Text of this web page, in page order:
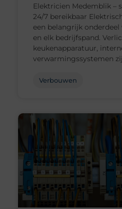
Elektricien Medemblik –
24/7 bereikbaar
een belangrijk
en elk bedrijfspand.
keukenapparatuur,
verwarmingssystemen
Verbouwen